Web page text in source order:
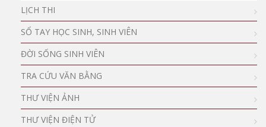
LỊCH THI
SỔ TAY HỌC SINH, SINH VIÊN
ĐỜI SỐNG SINH VIÊN
TRA CỨU VĂN BẰNG
THƯ VIỆN ẢNH
THƯ VIỆN ĐIỆN TỬ